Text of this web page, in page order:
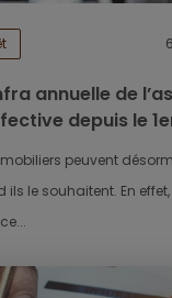
annuelle de
depuis le
peuvent
le souhaitent. En